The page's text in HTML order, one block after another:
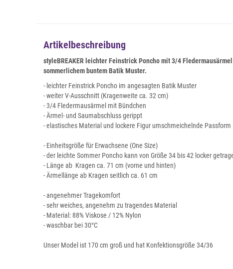
Artikelbeschreibung
styleBREAKER leichter Feinstrick Poncho mit 3/4 Fledermausärmel
sommerlichem buntem Batik Muster.
- leichter Feinstrick Poncho im angesagten Batik Muster
- weiter V-Ausschnitt (Kragenweite ca. 32 cm)
- 3/4 Fledermausärmel mit Bündchen
- Ärmel- und Saumabschluss gerippt
- elastisches Material und lockere Figur umschmeichelnde Passform
- Einheitsgröße für Erwachsene (One Size)
- der leichte Sommer Poncho kann von Größe 34 bis 42 locker
- Länge ab Kragen ca. 71 cm (vorne und hinten)
- Ärmellänge ab Kragen seitlich ca. 61 cm
- angenehmer Tragekomfort
- sehr weiches, angenehm zu tragendes Material
- Material: 88% Viskose / 12% Nylon
- waschbar bei 30°C
Unser Model ist 170 cm groß und hat Konfektionsgröße 34/36